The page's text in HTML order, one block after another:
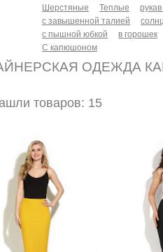
Шерстяные
Теплые
с завышенной талией
с пышной юбкой
в горошек
С капюшоном
ОДЕЖДА
товаров: 15